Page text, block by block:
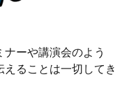
ーや講演会のよう
ることは一切してき